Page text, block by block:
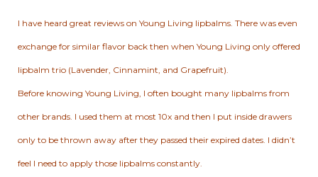
I have heard great reviews on Young Living lipbalms. There was even
exchange for similar flavor back then when Young Living only offered
lipbalm trio (Lavender, Cinnamint, and Grapefruit).
Before knowing Young Living, I often bought many lipbalms from
other brands. I used them at most 10x and then I put inside drawers
only to be thrown away after they passed their expired dates. I didn’t
feel I need to apply those lipbalms constantly.